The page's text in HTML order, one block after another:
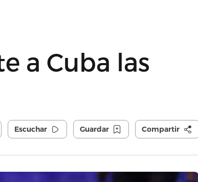
a Cuba las
Escuchar Guardar Compartir